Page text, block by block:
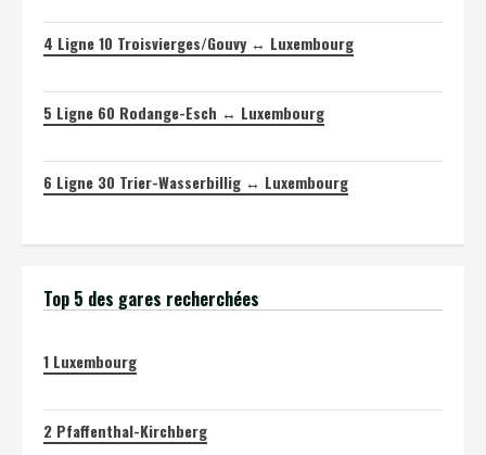
4 Ligne 10 Troisvierges/Gouvy ↔ Luxembourg
5 Ligne 60 Rodange-Esch ↔ Luxembourg
6 Ligne 30 Trier-Wasserbillig ↔ Luxembourg
Top 5 des gares recherchées
1 Luxembourg
2 Pfaffenthal-Kirchberg